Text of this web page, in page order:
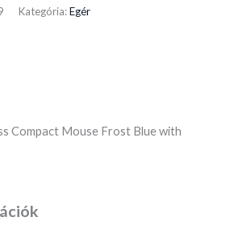
Kategória:Egér
Compact Mouse Frost Blue with